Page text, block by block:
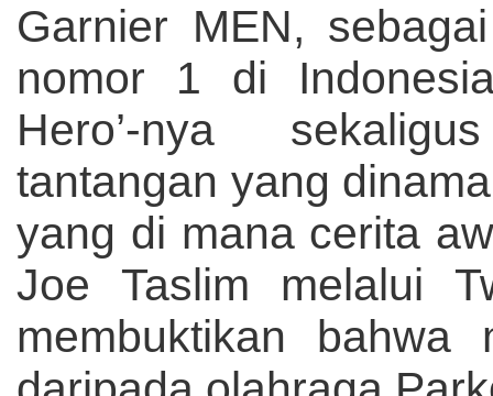
Garnier MEN,
nomor 1 di
Hero’-nya
tantangan yang
yang di mana cerita
Joe Taslim melalui
membuktikan bahwa